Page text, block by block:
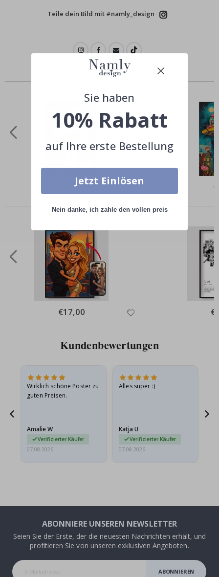
Teile dein Bild mit #namly_design
Ähnliche Produkte
Special
€9,00
Andere kauften auch
Special
Price
€17,00
Kundenbewertungen
Wirklich schöne Poster zu
guten Preisen.
Amalie W
Verifizierter Käufer
07.08.2026
Alles super :)
Katja U
Verifizierter Käufer
07.08.2026
ABONNIERE UNSEREN NEWSLETTER
Seien Sie der Erste, der die neuesten Nachrichten erhält, und
profitieren Sie von unseren exklusiven Angeboten.
ABONNIEREN
Sie haben
10% Rabatt
auf Ihre erste Bestellung
Jetzt Einlösen
Nein danke, ich zahle den vollen preis